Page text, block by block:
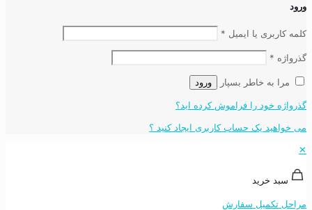
ورود
کلمه کاربری یا ایمیل *
گذرواژه *
مرا به خاطر بسپار ورود
گذرواژه خود را فراموش کرده اید؟
می خواهید یک حساب کاربری ایجاد کنید ؟
✕
سبد خرید
مراحل تکمیل سفارش